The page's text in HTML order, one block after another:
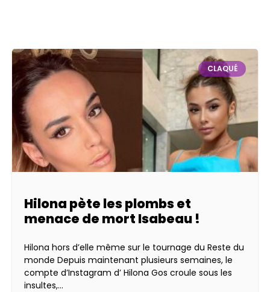
CLAQUÉ
Hilona pète les plombs et
menace de mort Isabeau !
Hilona hors d’elle même sur le tournage du Reste du
monde Depuis maintenant plusieurs semaines, le
compte d’Instagram d’ Hilona Gos croule sous les
insultes,